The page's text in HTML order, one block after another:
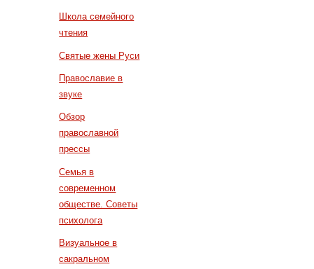
Школа семейного
чтения
Святые жены Руси
Православие в
звуке
Обзор
православной
прессы
Семья в
современном
обществе. Советы
психолога
Визуальное в
сакральном